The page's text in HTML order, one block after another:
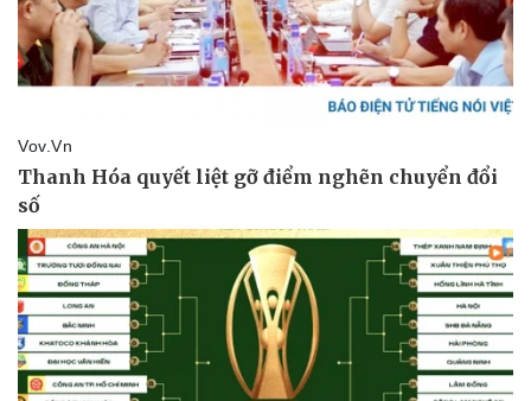
Thông tin doanh nghiệp
Doanh nghiệp 24h
Doanh nhân
Vì cộng đồng
Công nghệ
Tin Công nghệ
Trải nghiệm